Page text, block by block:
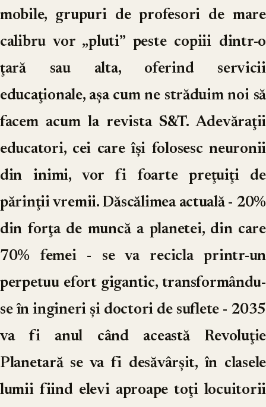
mobile, grupuri de profesori de mare
calibru vor „pluti” peste copiii dintr-o
ţară sau alta, oferind servicii
educaţionale, aşa cum ne străduim noi să
facem acum la revista S&T. Adevăraţii
educatori, cei care îşi folosesc neuronii
din inimi, vor fi foarte preţuiţi de
părinţii vremii. Dăscălimea actuală - 20%
din forţa de muncă a planetei, din care
70% femei - se va recicla printr-un
perpetuu efort gigantic, transformându-
se în ingineri şi doctori de suflete - 2035
va fi anul când această Revoluţie
Planetară se va fi desăvârşit, în clasele
lumii fiind elevi aproape toţi locuitorii